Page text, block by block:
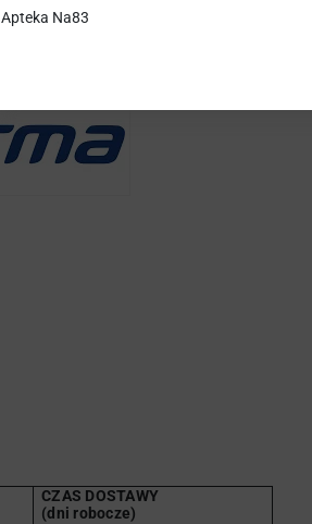
CZAS DOSTAWY
(dni robocze)
Apteka Na83